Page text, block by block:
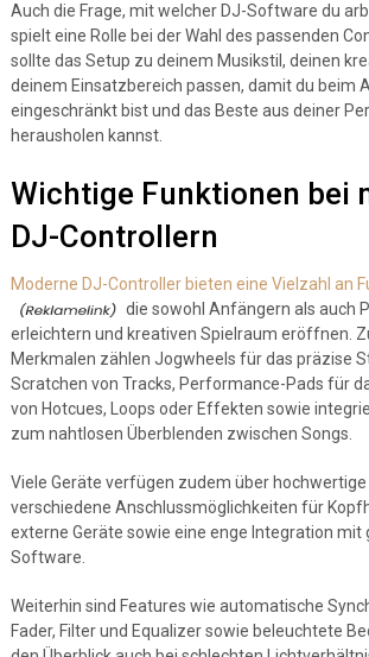
Auch die Frage, mit welcher DJ-Software du
spielt eine Rolle bei der Wahl des passenden
sollte das Setup zu deinem Musikstil, deinen
deinem Einsatzbereich passen, damit du beim
eingeschränkt bist und das Beste aus deiner
herausholen kannst.
Wichtige Funktionen bei
DJ-Controllern
Moderne DJ-Controller bieten eine Vielzahl an
die sowohl Anfängern als auch
erleichtern und kreativen Spielraum eröffnen.
Merkmalen zählen Jogwheels für das präzise
Scratchen von Tracks, Performance-Pads für
von Hotcues, Loops oder Effekten sowie
zum nahtlosen Überblenden zwischen Songs.
Viele Geräte verfügen zudem über
verschiedene Anschlussmöglichkeiten für
externe Geräte sowie eine enge Integration mit
Software.
Weiterhin sind Features wie automatische
Fader, Filter und Equalizer sowie beleuchtete